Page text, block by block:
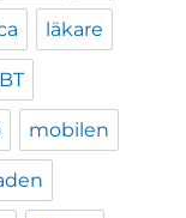
läkare
mobilen